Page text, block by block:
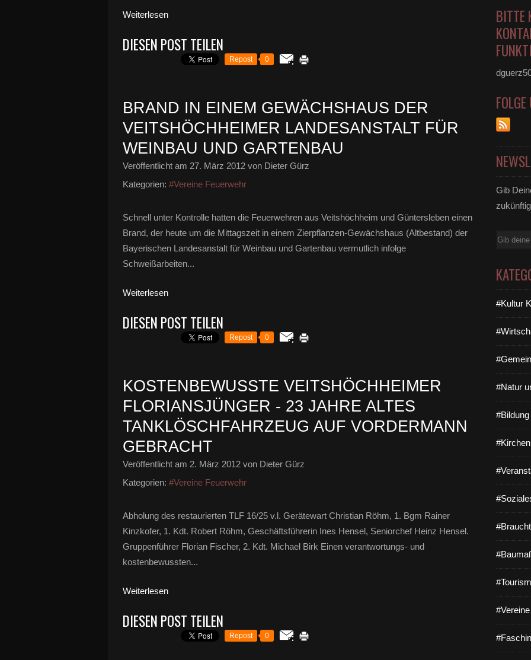
Weiterlesen
DIESEN POST TEILEN
Repost 0
BRAND IN EINEM GEWÄCHSHAUS DER
VEITSHÖCHHEIMER LANDESANSTALT FÜR
WEINBAU UND GARTENBAU
Veröffentlicht am 27. März 2012 von Dieter Gürz
Kategorien: #Vereine Feuerwehr
Schnell unter Kontrolle hatten die Feuerwehren aus Veitshöchheim und Güntersleben einen
Brand, der heute um die Mittagszeit in einem Zierpflanzen-Gewächshaus (Altbestand) der
Bayerischen Landesanstalt für Weinbau und Gartenbau vermutlich infolge
Schweißarbeiten...
Weiterlesen
DIESEN POST TEILEN
Repost 0
KOSTENBEWUSSTE VEITSHÖCHHEIMER
FLORIANSJÜNGER - 23 JAHRE ALTES
TANKLÖSCHFAHRZEUG AUF VORDERMANN
GEBRACHT
Veröffentlicht am 2. März 2012 von Dieter Gürz
Kategorien: #Vereine Feuerwehr
Abholung des restaurierten TLF 16/25 v.l. Gerätewart Christian Röhm, 1. Bgm Rainer
Kinzkofer, 1. Kdt. Robert Röhm, Geschäftsführerin Ines Hensel, Seniorchef Heinz Hensel.
Gruppenführer Florian Fischer, 2. Kdt. Michael Birk Einen verantwortungs- und
kostenbewussten...
Weiterlesen
DIESEN POST TEILEN
Repost 0
BITTE
Gib
E-
#Kultur
#Natur